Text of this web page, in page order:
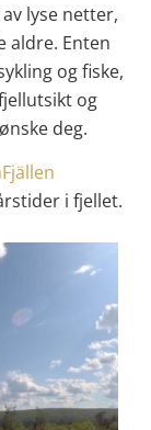
lyse netter,
aldre. Enten
og fiske,
og
deg.
i fjellet.